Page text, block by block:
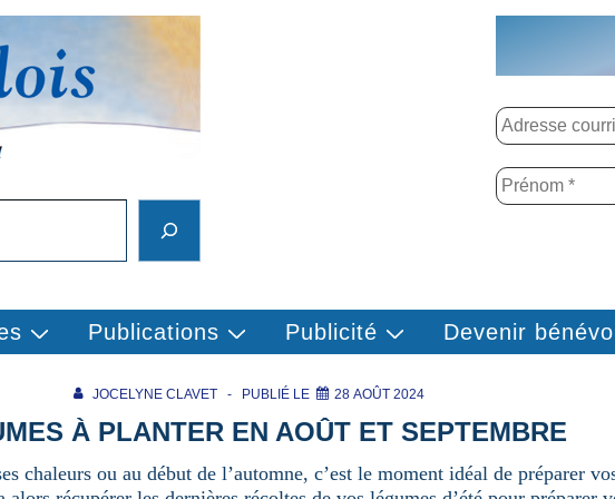
Publications Publicité Devenir
JOCELYNE CLAVET PUBLIÉ LE 28 AOÛT 2024
À PLANTER EN AOÛT ET SEPTEMBRE
chaleurs ou au début de l’automne, c’est le moment idéal de préparer